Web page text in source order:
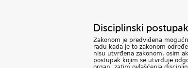
Disciplinski postupak
Zakonom je predviđena
radu kada je to zakonom
nisu utvrđena zakonom, osim
postupak kojim se utvrđuje